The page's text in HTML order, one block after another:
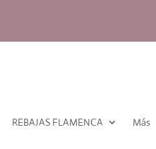
REBAJAS FLAMENCA Más